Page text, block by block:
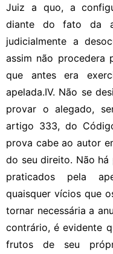
Juiz a quo, a
diante do fato da
judicialmente a
assim não procedera
que antes era
apelada.IV. Não se
provar o alegado,
artigo 333, do
prova cabe ao autor
do seu direito. Não
praticados pela
quaisquer vícios que
tornar necessária a
contrário, é evidente
frutos de seu